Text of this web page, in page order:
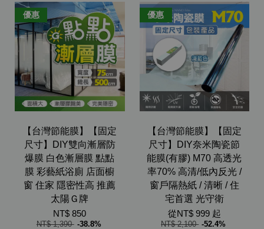
優惠
【台灣節能膜】【固定
尺寸】DIY雙向漸層防
爆膜 白色漸層膜 點點
膜 彩藝紙浴廁 店面櫥
窗 住家 隱密性高 推薦
太陽Ｇ牌
NT$ 850
NT$ 1,390 -38.8%
優惠
【台灣節能膜】【固定
尺寸】DIY奈米陶瓷節
能膜(有膠) M70 高透光
率70% 高清/低內反光 /
窗戶隔熱紙 / 清晰 / 住
宅首選 光守衛
從NT$ 999 起
NT$ 2,100 -52.4%